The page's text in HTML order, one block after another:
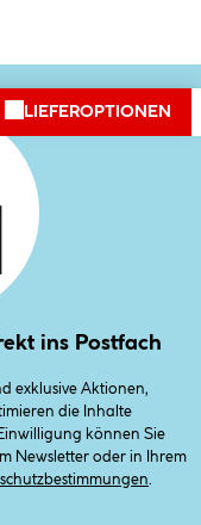
LIEFEROPTIONEN
ins Postfach
exklusive Aktionen,
die Inhalte
können Sie
Newsletter oder in Ihrem